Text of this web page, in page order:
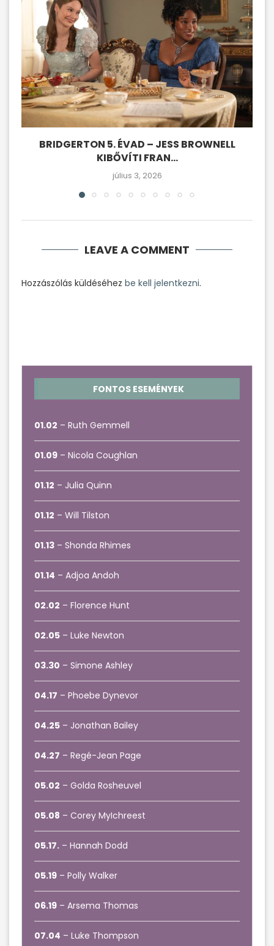
BRIDGERTON 5. ÉVAD – JESS BROWNELL
KIBŐVÍTI FRAN...
július 3, 2026
LEAVE A COMMENT
Hozzászólás küldéséhez be kell jelentkezni.
FONTOS ESEMÉNYEK
01.02 – Ruth Gemmell
01.09 – Nicola Coughlan
01.12 – Julia Quinn
01.12 – Will Tilston
01.13 – Shonda Rhimes
01.14 – Adjoa Andoh
02.02 – Florence Hunt
02.05 – Luke Newton
03.30 – Simone Ashley
04.17 – Phoebe Dynevor
04.25 – Jonathan Bailey
04.27 – Regé-Jean Page
05.02 – Golda Rosheuvel
05.08 – Corey MyIchreest
05.17. – Hannah Dodd
05.19 – Polly Walker
06.19 – Arsema Thomas
07.04 – Luke Thompson